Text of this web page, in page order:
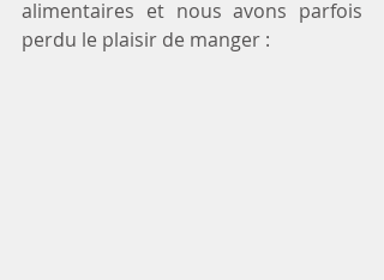
alimentaires et nous avons parfois
perdu le plaisir de manger :